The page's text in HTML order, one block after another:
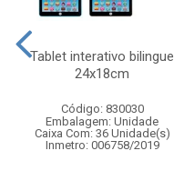
Tablet interativo bilingue
24x18cm
Código: 830030
Embalagem: Unidade
Caixa Com: 36 Unidade(s)
Inmetro: 006758/2019